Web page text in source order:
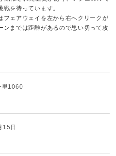
を待っています。
フェアウェイを左から右へクリークが
ンまでは距離があるので思い切って攻
里1060
15日